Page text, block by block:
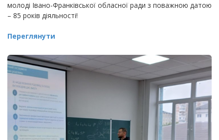
молоді Івано-Франківської обласної ради з поважною датою
– 85 років діяльності!
Переглянути